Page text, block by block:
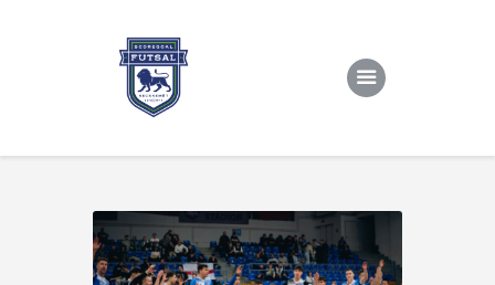
Rólunk/TAO
Eredmények, csapat